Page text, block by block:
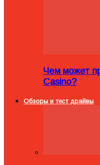
Чем может
Casino?
Обзоры и тест драйвы